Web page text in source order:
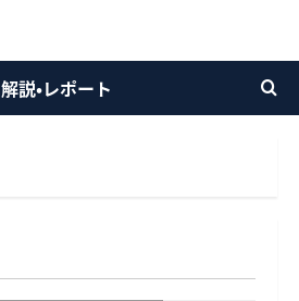
解説・レポート